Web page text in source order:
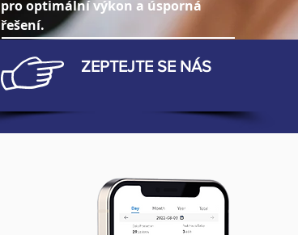
pro optimální výkon a úsporná
řešení.
ZEPTEJTE SE NÁS